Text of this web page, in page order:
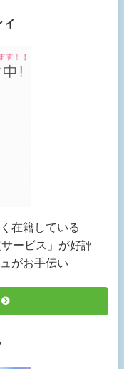
在籍している
ービス」が好評
がお手伝い